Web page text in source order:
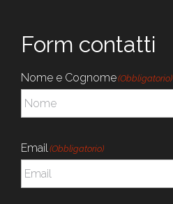
Form contatti
Nome e Cognome(Obbligatorio)
Email(Obbligatorio)